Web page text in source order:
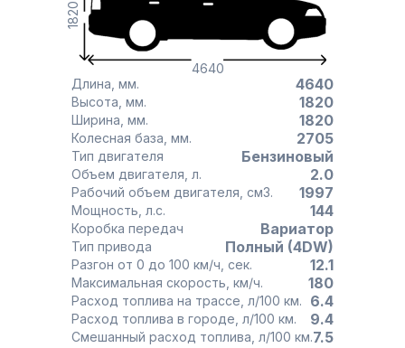
4640
1820
Длина, мм. 4640
Высота, мм. 1820
Ширина, мм. 1820
Колесная база, мм. 2705
Тип двигателя Бензиновый
Объем двигателя, л. 2.0
Рабочий объем двигателя, см3. 1997
Мощность, л.с. 144
Коробка передач Вариатор
Тип привода Полный (4DW)
Разгон от 0 до 100 км/ч, сек. 12.1
Максимальная скорость, км/ч. 180
Расход топлива на трассе, л/100 км. 6.4
Расход топлива в городе, л/100 км. 9.4
Смешанный расход топлива, л/100 км.7.5